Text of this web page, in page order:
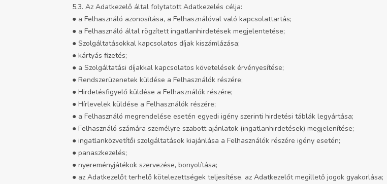
5.3. Az Adatkezelő által folytatott Adatkezelés célja:
● a Felhasználó azonosítása, a Felhasználóval való kapcsolattartás;
● a Felhasználó által rögzített ingatlanhirdetések megjelentetése;
● Szolgáltatásokkal kapcsolatos díjak kiszámlázása;
● kártyás fizetés;
● a Szolgáltatási díjakkal kapcsolatos követelések érvényesítése;
● Rendszerüzenetek küldése a Felhasználók részére;
● Hirdetésfigyelő küldése a Felhasználók részére;
● Hírlevelek küldése a Felhasználók részére;
● a Felhasználó megrendelése esetén egyedi igény szerinti hirdetési táblák legyártása;
● Felhasználó számára személyre szabott ajánlatok (ingatlanhirdetések) megjelenítése;
● ingatlanközvetítői szolgáltatások kiajánlása a Felhasználók részére igény esetén;
● panaszkezelés;
● nyereményjátékok szervezése, bonyolítása;
● az Adatkezelőt terhelő kötelezettségek teljesítése, az Adatkezelőt megillető jogok gyakorlása;